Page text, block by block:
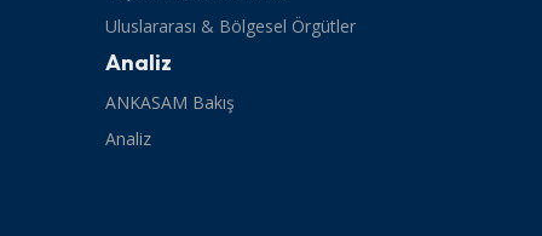
Uluslararası & Bölgesel Örgütler
Analiz
ANKASAM Bakış
Analiz